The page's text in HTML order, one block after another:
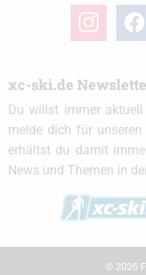
instagram
xc-ski.de
Du willst immer
melde dich für
erhältst du damit
News und Themen in
© 2026